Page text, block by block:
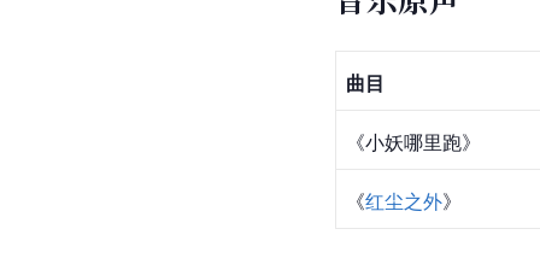
曲目
《小妖哪里跑》
《红尘之外》